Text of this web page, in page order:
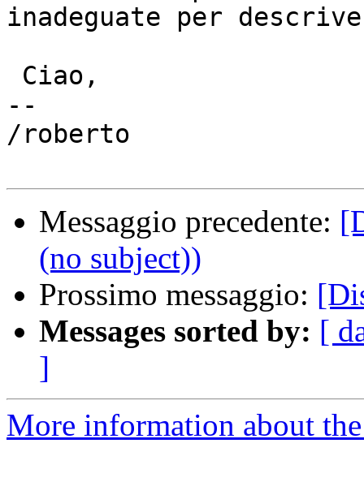
inadeguate per
--
/roberto
Messaggio precedente:
(no subject))
Prossimo messaggio:
Messages sorted by: [
]
More information about